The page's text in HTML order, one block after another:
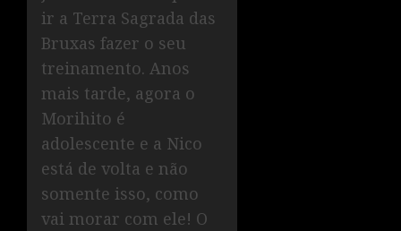
ir a Terra Sagrada das
Bruxas fazer o seu
treinamento. Anos
mais tarde, agora o
Morihito é
adolescente e a Nico
está de volta e não
somente isso, como
vai morar com ele! O